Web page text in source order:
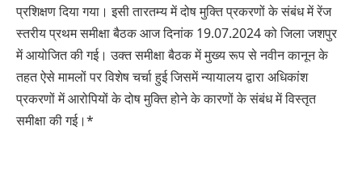
प्रशिक्षण दिया गया। इसी तारतम्य में दोष मुक्ति प्रकरणों के संबंध में रेंज
स्तरीय प्रथम समीक्षा बैठक आज दिनांक 19.07.2024 को जिला जशपुर
में आयोजित की गई। उक्त समीक्षा बैठक में मुख्य रूप से नवीन कानून के
तहत ऐसे मामलों पर विशेष चर्चा हुई जिसमें न्यायालय द्वारा अधिकांश
प्रकरणों में आरोपियों के दोष मुक्ति होने के कारणों के संबंध में विस्तृत
समीक्षा की गई।*